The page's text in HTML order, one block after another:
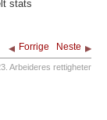
stats
Forrige Neste
Arbeideres rettigheter